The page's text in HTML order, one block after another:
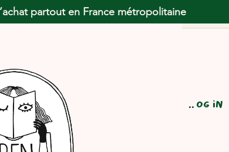
partout en France métropolitaine
Log in